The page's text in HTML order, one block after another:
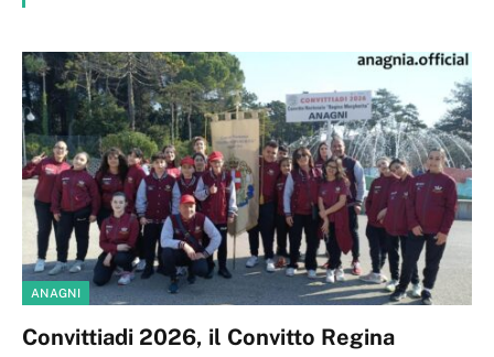
ANAGNI
Convittiadi 2026, il Convitto Regina